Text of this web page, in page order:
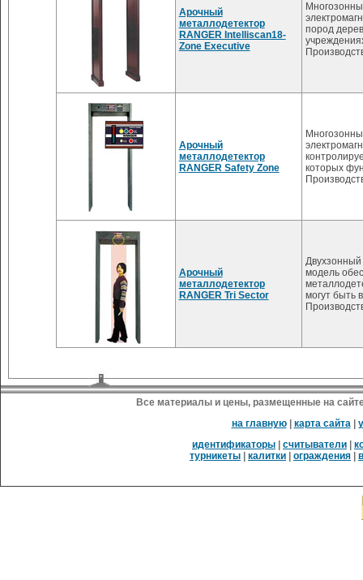
Арочный
металлодетектор
RANGER Intelliscan18-
Zone Executive
пород
Арочный
металлодетектор
RANGER Safety Zone
которых
Арочный
металлодетектор
RANGER Tri Sector
модель
могут быть
Все материалы и цены, размещенные на
на главную| карта сайта|
идентификаторы
считыватели
турникеты
калитки ограждения